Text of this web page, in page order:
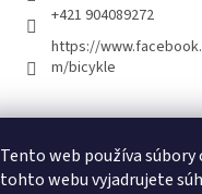
Tento web používa
tohto webu vyjadrujete
+421 904089272
https://
m/bicykle